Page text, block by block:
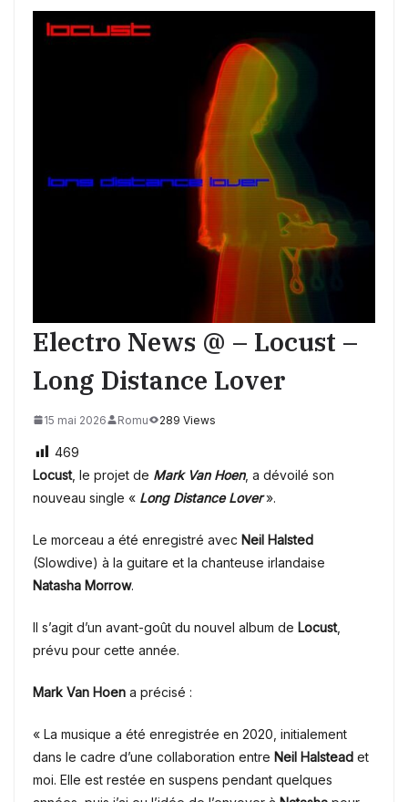
Electro News @ – Locust –
Long Distance Lover
15 mai 2026 Romu 289 Views
469
Locust, le projet de Mark Van Hoen, a dévoilé son
nouveau single « Long Distance Lover».
Le morceau a été enregistré avec Neil Halsted
(Slowdive) à la guitare et la chanteuse irlandaise
Natasha Morrow.
Il s’agit d’un avant-goût du nouvel album de Locust,
prévu pour cette année.
Mark Van Hoen a précisé :
« La musique a été enregistrée en 2020, initialement
dans le cadre d’une collaboration entre Neil Halstead et
moi. Elle est restée en suspens pendant quelques